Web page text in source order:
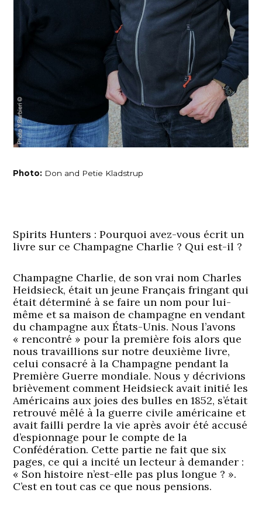
Photo: Don and Petie Kladstrup
Spirits Hunters : Pourquoi avez-vous écrit un
livre sur ce Champagne Charlie ? Qui est-il ?
Champagne Charlie, de son vrai nom Charles
Heidsieck, était un jeune Français fringant qui
était déterminé à se faire un nom pour lui-
même et sa maison de champagne en vendant
du champagne aux États-Unis. Nous l’avons
« rencontré » pour la première fois alors que
nous travaillions sur notre deuxième livre,
celui consacré à la Champagne pendant la
Première Guerre mondiale. Nous y décrivions
brièvement comment Heidsieck avait initié les
Américains aux joies des bulles en 1852, s’était
retrouvé mêlé à la guerre civile américaine et
avait failli perdre la vie après avoir été accusé
d’espionnage pour le compte de la
Confédération. Cette partie ne fait que six
pages, ce qui a incité un lecteur à demander :
« Son histoire n’est-elle pas plus longue ? ».
C’est en tout cas ce que nous pensions.